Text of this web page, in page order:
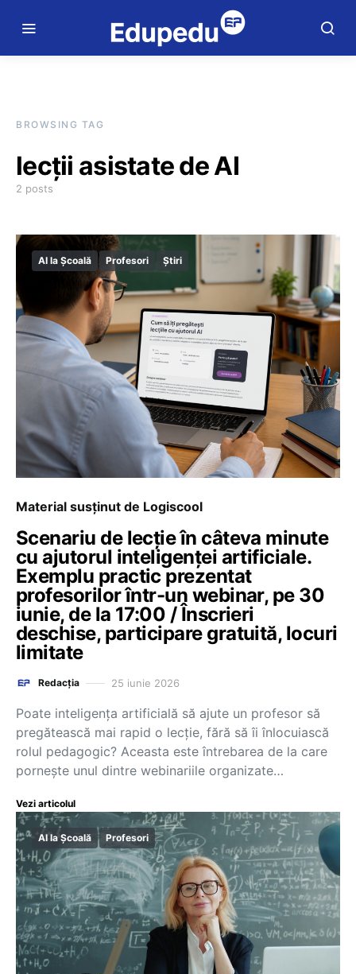
BROWSING TAG
lecții asistate de AI
2 posts
AI la Școală Profesori Știri
Material susținut de Logiscool
Scenariu de lecție în câteva minute
cu ajutorul inteligenței artificiale.
Exemplu practic prezentat
profesorilor într-un webinar, pe 30
iunie, de la 17:00 / Înscrieri
deschise, participare gratuită, locuri
limitate
Redacția 25 iunie 2026
Poate inteligența artificială să ajute un profesor să
pregătească mai rapid o lecție, fără să îi înlocuiască
rolul pedagogic? Aceasta este întrebarea de la care
pornește unul dintre webinariile organizate…
Vezi articolul
AI la Școală Profesori